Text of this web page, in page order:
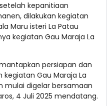
kepanitiaan
dilakukan kegiatan
Maru isteri La Patau
kegiatan Gau Maraja La
persiapan dan
Gau Maraja La
mulai digelar bersamaan
4 Juli 2025 mendatang.